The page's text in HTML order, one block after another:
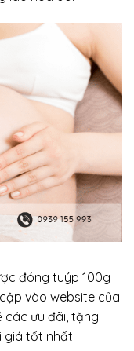
đóng tuýp 100g
vào website của
các ưu đãi, tặng
giá tốt nhất.